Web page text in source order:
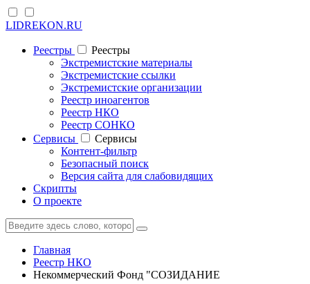
LIDREKON.RU
Реестры
Реестры
Экстремистские материалы
Экстремистские ссылки
Экстремистские организации
Реестр иноагентов
Реестр НКО
Реестр СОНКО
Cервисы
Cервисы
Контент-фильтр
Безопасный поиск
Версия сайта для слабовидящих
Скрипты
О проекте
Главная
Реестр НКО
Некоммерческий Фонд "СОЗИДАНИЕ